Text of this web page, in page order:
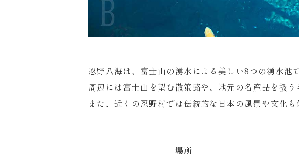
忍野八海は、富士山の湧水による美しい8つの湧水池
周辺には富士山を望む散策路や、地元の名産品を扱
また、近くの忍野村では伝統的な日本の風景や文化も
場所